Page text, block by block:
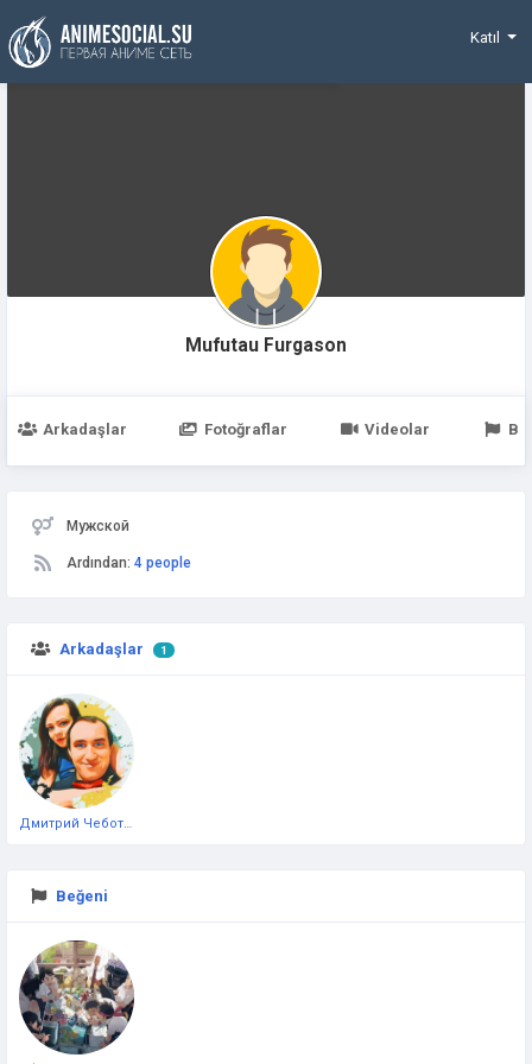
Funding
Katıl
Mufutau Furgason
Arkadaşlar Fotoğraflar Videolar
Мужской
Ardından: 4 people
Arkadaşlar 1
Beğeni